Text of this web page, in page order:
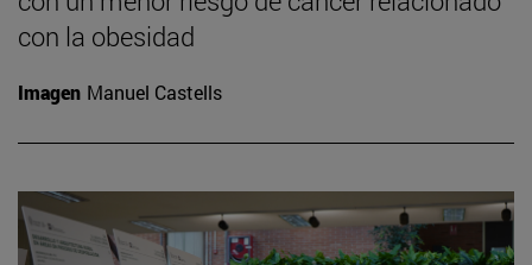
con la obesidad
Imagen Manuel Castells